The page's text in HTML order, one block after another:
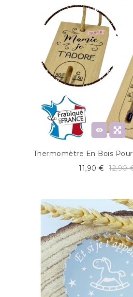
Thermomètre En Bois
11,90 € 12,90